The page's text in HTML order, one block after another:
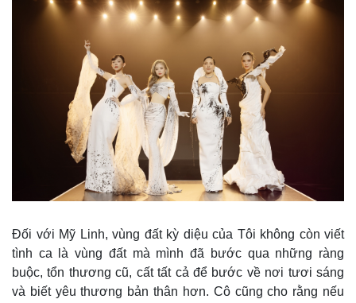
Khởi nghiệp
Thị trường
Giá vàng
Tiêu dùng
Tỷ giá
Giá cà phê
Đối với Mỹ Linh, vùng đất kỳ diệu của Tôi không còn viết
tình ca là vùng đất mà mình đã bước qua những ràng
buộc, tổn thương cũ, cất tất cả để bước về nơi tươi sáng
và biết yêu thương bản thân hơn. Cô cũng cho rằng nếu